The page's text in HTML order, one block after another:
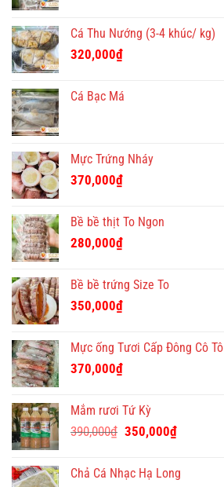
Cá Thu Nướng (3-4 khúc/ kg)
320,000₫
Cá Bạc Má
Mực Trứng Nháy
370,000₫
Bề bề thịt To Ngon
280,000₫
Bề bề trứng Size To
350,000₫
Mực ống Tươi Cấp Đông Cô Tô
370,000₫
Mắm rươi Tứ Kỳ
390,000₫ Giá
390,000₫.
350,000₫Giá
là:
Chả Cá Nhạc Hạ Long